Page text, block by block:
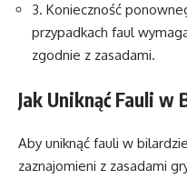
3. Konieczność
przypadkach faul
zgodnie z zasadami.
Jak Uniknąć Fauli w
Aby uniknąć fauli w
zaznajomieni z zasadami